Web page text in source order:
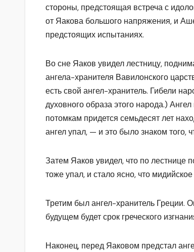
стороны, предстоящая встреча с
от Яакова большого напряжения, и
предстоящих испытаниях.
Во сне Яаков увидел лестницу,
ангела-хранителя Вавилонского
есть свой ангел-хранитель. Гибели
духовного образа этого народа.)
потомкам придется семьдесят лет
ангел упал, — и это было знаком того,
Затем Яаков увидел, что по лестнице
тоже упал, и стало ясно, что
Третим был ангел-хранитель Греции.
будущем будет срок греческого
Наконец, перед Яаковом предстал